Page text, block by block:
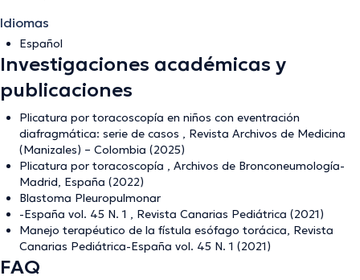
Idiomas
Español
Investigaciones académicas y
publicaciones
Plicatura por toracoscopía en niños con eventración
diafragmática: serie de casos , Revista Archivos de Medicina
(Manizales) – Colombia (2025)
Plicatura por toracoscopía , Archivos de Bronconeumología-
Madrid, España (2022)
Blastoma Pleuropulmonar
-España vol. 45 N. 1 , Revista Canarias Pediátrica (2021)
Manejo terapéutico de la fístula esófago torácica, Revista
Canarias Pediátrica-España vol. 45 N. 1 (2021)
FAQ